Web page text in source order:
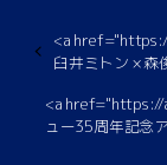
<a
臼井ミトン × 森
<a href="https://
ュー35周年記念